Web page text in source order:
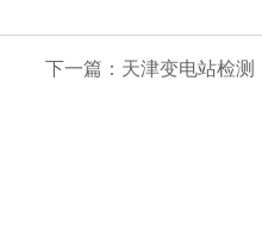
下一篇： 天津变电站检测